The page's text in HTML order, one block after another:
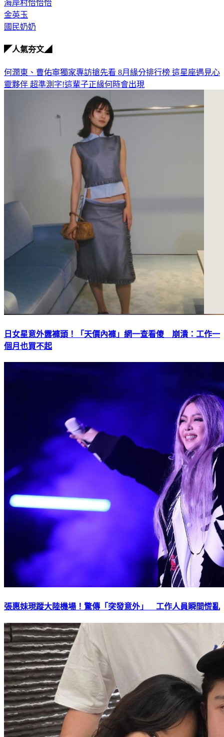
海岸村恰恰恰
金英玉
國民奶奶
◤人氣夯文◢
何潤東、曹佑寧獨家專訪搶先看 8月緣分排行榜 這星座遇見心
靈夥伴 超準測字!這輩子正緣何時會出現
日女星意外露褲頭！「天價內褲」網一查看傻 崩潰：工作一
個月也買不起
張惠妹現蹤大陸機場！驚傳「突發意外」 工作人員瞬間慌亂